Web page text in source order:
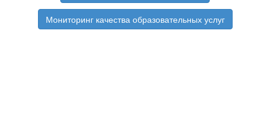
Мониторинг качества образовательных услуг